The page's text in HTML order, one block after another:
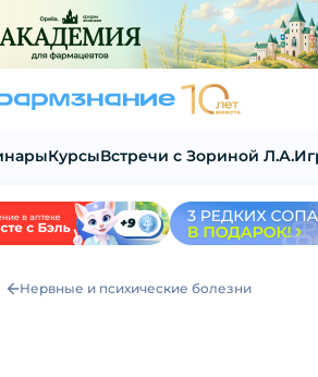
КурсыВстречи с Зориной Л.А.
Нервные и психические болезни